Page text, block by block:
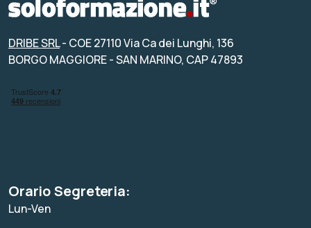
DRIBE SRL- COE 27110 Via Ca dei Lunghi, 136
BORGO MAGGIORE - SAN MARINO, CAP 47893
Orario Segreteria:
Lun-Ven